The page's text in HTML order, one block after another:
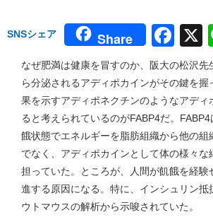
SNSシェア Share
なぜ肥満は健康を冒すのか、阪大の松沢
ら分泌されるアディポカインがその鍵を
果を示すアディポネクチンのようなアデ
ると考えられているのがFABP4だ。
餓状態でエネルギーを脂肪組織から他の
でなく、アディポカインとして体の様々
担っていた。ところが、人間が飢餓を経
進する原因になる。特に、インシュリン
ウトマウスの解析から示唆されていた。